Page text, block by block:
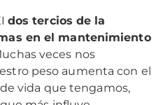
dos tercios de la
en el mantenimiento
veces nos
peso aumenta con el
vida que tengamos,